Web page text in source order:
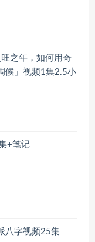
之年，如何用奇
候」视频1集2.5小
+笔记
八字视频25集